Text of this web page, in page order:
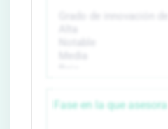
Fase en la que asesora